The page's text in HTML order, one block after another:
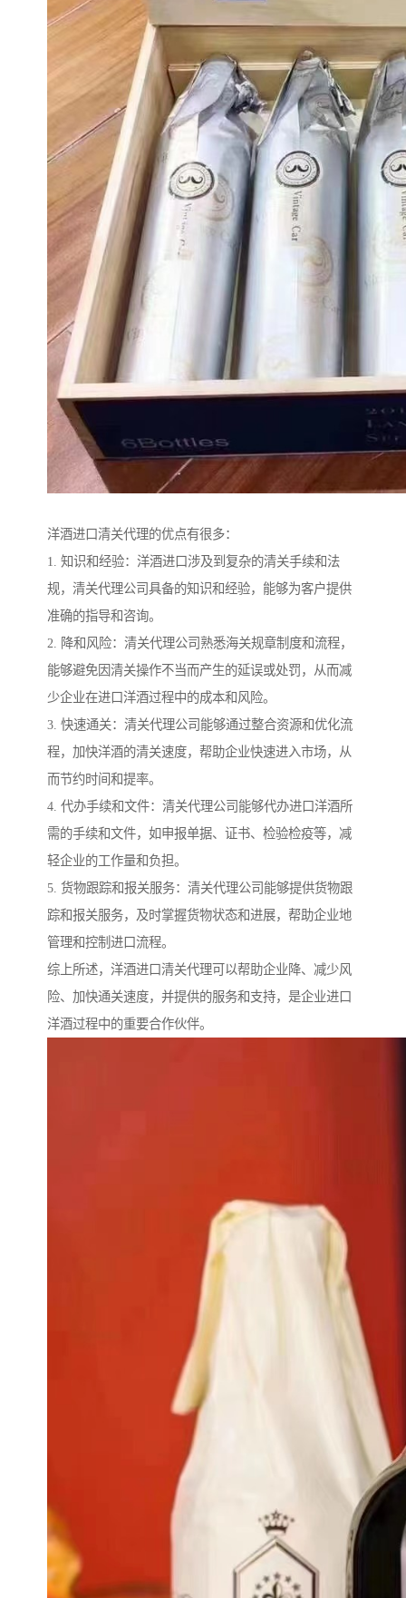
洋酒进口清关代理的优点有很多：
1. 知识和经验：洋酒进口涉及到复杂的清关手续和法
规，清关代理公司具备的知识和经验，能够为客户提供
准确的指导和咨询。
2. 降和风险：清关代理公司熟悉海关规章制度和流程，
能够避免因清关操作不当而产生的延误或处罚，从而减
少企业在进口洋酒过程中的成本和风险。
3. 快速通关：清关代理公司能够通过整合资源和优化流
程，加快洋酒的清关速度，帮助企业快速进入市场，从
而节约时间和提率。
4. 代办手续和文件：清关代理公司能够代办进口洋酒所
需的手续和文件，如申报单据、证书、检验检疫等，减
轻企业的工作量和负担。
5. 货物跟踪和报关服务：清关代理公司能够提供货物跟
踪和报关服务，及时掌握货物状态和进展，帮助企业地
管理和控制进口流程。
综上所述，洋酒进口清关代理可以帮助企业降、减少风
险、加快通关速度，并提供的服务和支持，是企业进口
洋酒过程中的重要合作伙伴。